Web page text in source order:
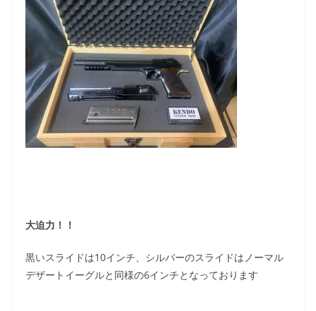
大迫力！！
黒いスライドは10インチ、シルバーのスライドはノーマル
デザートイーグルと同様の6インチとなっております